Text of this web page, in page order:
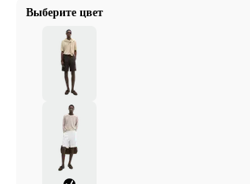
Выберите цвет